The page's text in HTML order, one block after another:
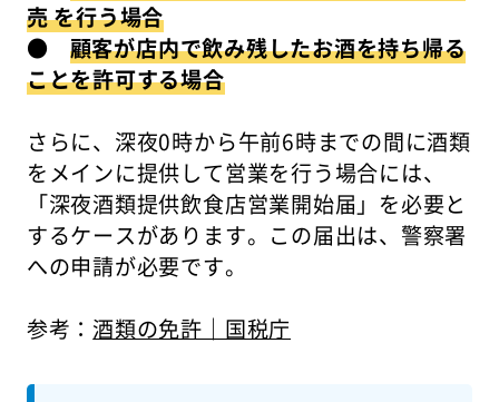
売 を行う場合
● 顧客が店内で飲み残したお酒を持ち帰る
ことを許可する場合
さらに、深夜0時から午前6時までの間に酒類
をメインに提供して営業を行う場合には、
「深夜酒類提供飲食店営業開始届」を必要と
するケースがあります。この届出は、警察署
への申請が必要です。
参考： 酒類の免許｜国税庁